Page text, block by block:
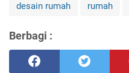
desain rumah rumah
Berbagi :